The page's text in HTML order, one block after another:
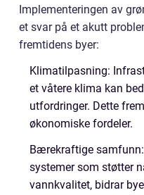
Implementeringen av
et svar på et akutt
fremtidens byer:
Klimatilpasning:
et våtere klima kan
utfordringer. Dette
økonomiske fordeler.
Bærekraftige
systemer som støtter
vannkvalitet, bidrar